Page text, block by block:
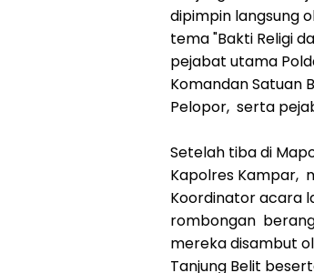
dipimpin langsung
tema "Bakti Religi
pejabat utama
Komandan Satuan
Pelopor, serta
Setelah tiba di
Kapolres Kampar,
Koordinator acara
rombongan
mereka disambut
Tanjung Belit